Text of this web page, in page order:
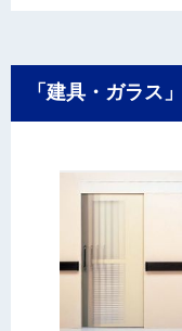
「建具・ガラス」